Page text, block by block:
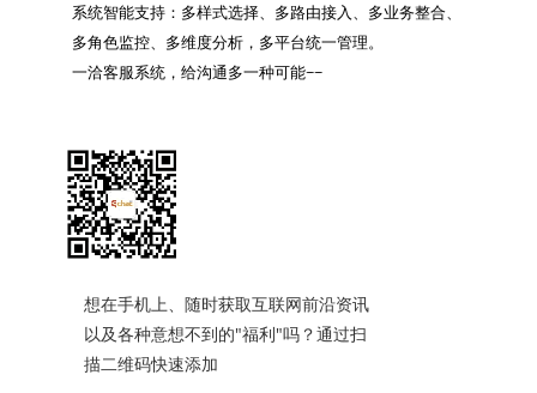
系统智能支持：多样式选择、多路由接入、多业务整合、
多角色监控、多维度分析，多平台统一管理。
一洽客服系统，给沟通多一种可能~~
想在手机上、随时获取互联网前沿资讯
以及各种意想不到的"福利"吗？通过扫
描二维码快速添加